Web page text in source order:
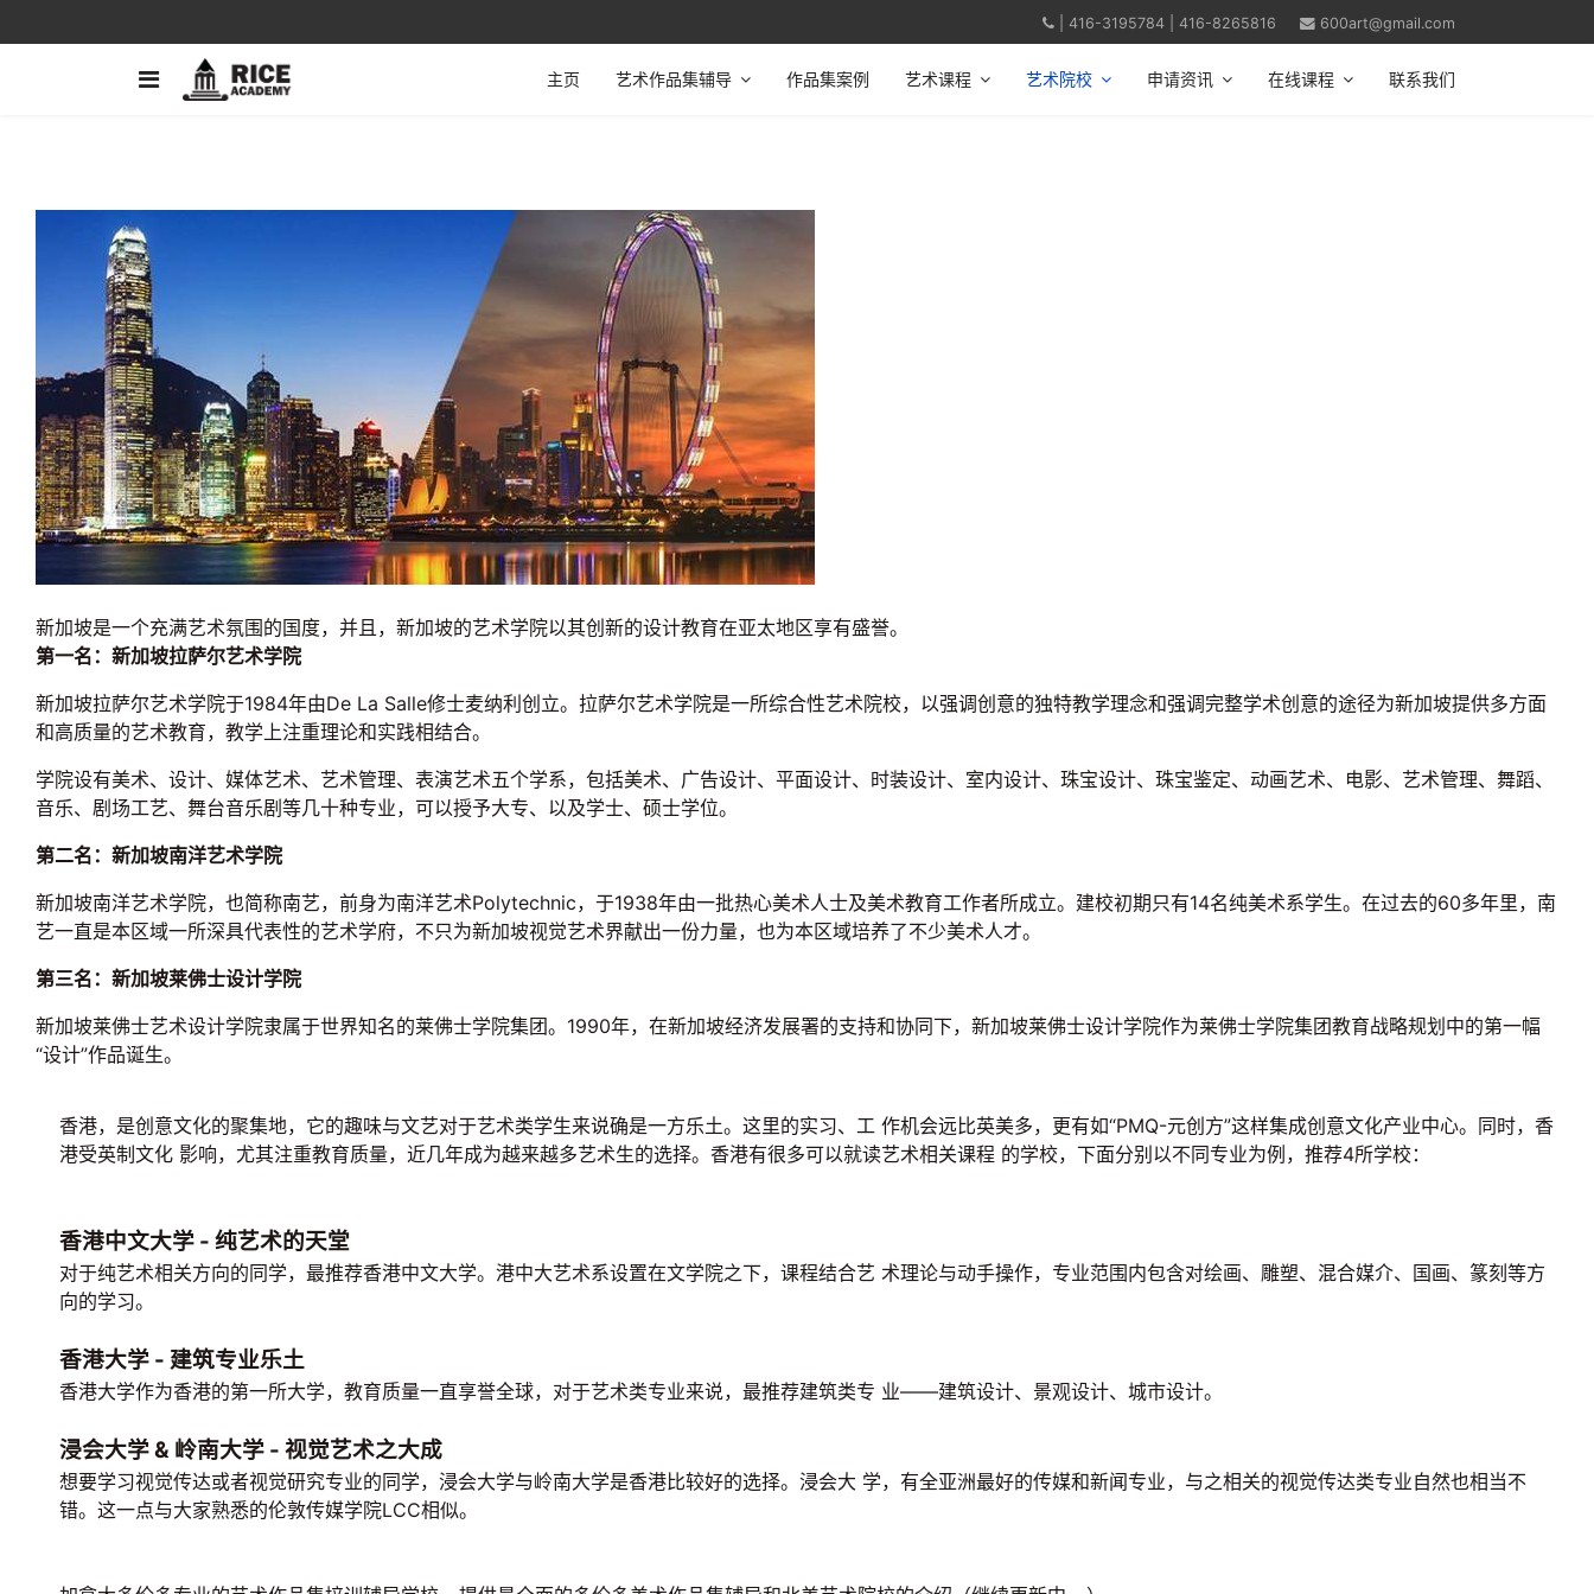
| 416-3195784 | 416-8265816 600art@gmail.com
主页 艺术作品集辅导 作品集案例 艺术课程 艺术院校 申请资讯 在线课程 联系我们
新加坡是一个充满艺术氛围的国度，并且，新加坡的艺术学院以其创新的设计教育在亚太地区享有盛誉。
第一名：新加坡拉萨尔艺术学院
新加坡拉萨尔艺术学院于1984年由De La Salle修士麦纳利创立。拉萨尔艺术学院是一所综合性艺术院校，以强调创意的独特教学理念和强调完整学术创意的途径为新加坡提供多方面
和高质量的艺术教育，教学上注重理论和实践相结合。
学院设有美术、设计、媒体艺术、艺术管理、表演艺术五个学系，包括美术、广告设计、平面设计、时装设计、室内设计、珠宝设计、珠宝鉴定、动画艺术、电影、艺术管理、舞蹈、
音乐、剧场工艺、舞台音乐剧等几十种专业，可以授予大专、以及学士、硕士学位。
第二名：新加坡南洋艺术学院
新加坡南洋艺术学院，也简称南艺，前身为南洋艺术Polytechnic，于1938年由一批热心美术人士及美术教育工作者所成立。建校初期只有14名纯美术系学生。在过去的60多年里，南
艺一直是本区域一所深具代表性的艺术学府，不只为新加坡视觉艺术界献出一份力量，也为本区域培养了不少美术人才。
第三名：新加坡莱佛士设计学院
新加坡莱佛士艺术设计学院隶属于世界知名的莱佛士学院集团。1990年，在新加坡经济发展署的支持和协同下，新加坡莱佛士设计学院作为莱佛士学院集团教育战略规划中的第一幅
“设计”作品诞生。
香港，是创意文化的聚集地，它的趣味与文艺对于艺术类学生来说确是一方乐土。这里的实习、工 作机会远比英美多，更有如“PMQ-元创方”这样集成创意文化产业中心。同时，香
港受英制文化 影响，尤其注重教育质量，近几年成为越来越多艺术生的选择。香港有很多可以就读艺术相关课程 的学校，下面分别以不同专业为例，推荐4所学校：
香港中文大学 - 纯艺术的天堂
对于纯艺术相关方向的同学，最推荐香港中文大学。港中大艺术系设置在文学院之下，课程结合艺 术理论与动手操作，专业范围内包含对绘画、雕塑、混合媒介、国画、篆刻等方
向的学习。
香港大学 - 建筑专业乐土
香港大学作为香港的第一所大学，教育质量一直享誉全球，对于艺术类专业来说，最推荐建筑类专 业——建筑设计、景观设计、城市设计。
浸会大学 & 岭南大学 - 视觉艺术之大成
想要学习视觉传达或者视觉研究专业的同学，浸会大学与岭南大学是香港比较好的选择。浸会大 学，有全亚洲最好的传媒和新闻专业，与之相关的视觉传达类专业自然也相当不
错。这一点与大家熟悉的伦敦传媒学院LCC相似。